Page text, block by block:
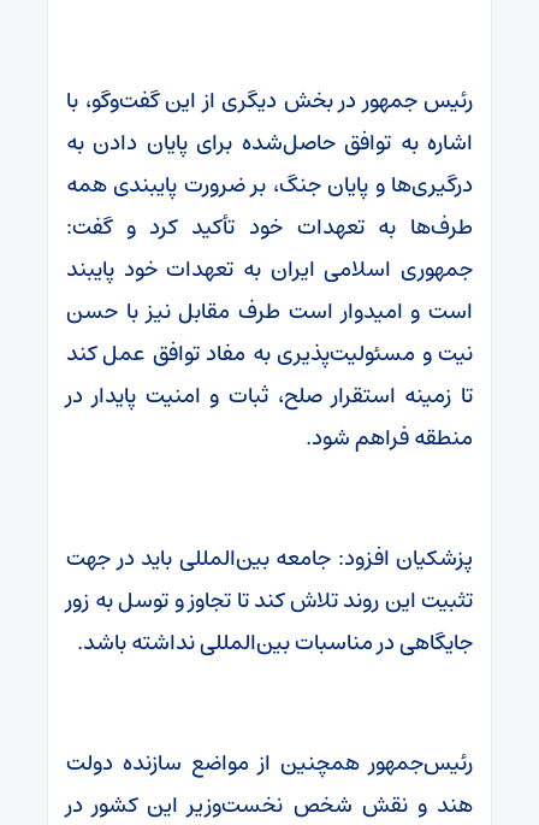
رئیس جمهور در بخش دیگری از این گفت‌وگو، با
اشاره به توافق حاصل‌شده برای پایان دادن به
درگیری‌ها و پایان جنگ، بر ضرورت پایبندی همه
طرف‌ها به تعهدات خود تأکید کرد و گفت:
جمهوری اسلامی ایران به تعهدات خود پایبند
است و امیدوار است طرف مقابل نیز با حسن
نیت و مسئولیت‌پذیری به مفاد توافق عمل کند
تا زمینه استقرار صلح، ثبات و امنیت پایدار در
منطقه فراهم شود.
پزشکیان افزود: جامعه بین‌المللی باید در جهت
تثبیت این روند تلاش کند تا تجاوز و توسل به زور
جایگاهی در مناسبات بین‌المللی نداشته باشد.
رئیس‌جمهور همچنین از مواضع سازنده دولت
هند و نقش شخص نخست‌وزیر این کشور در